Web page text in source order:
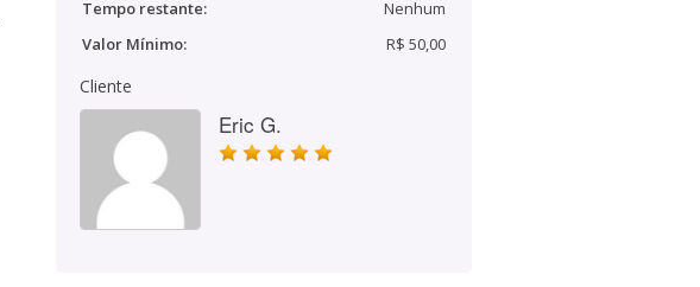
Tempo restante:
Nenhum
Valor Mínimo:
R$ 50,00
Cliente
Eric G.